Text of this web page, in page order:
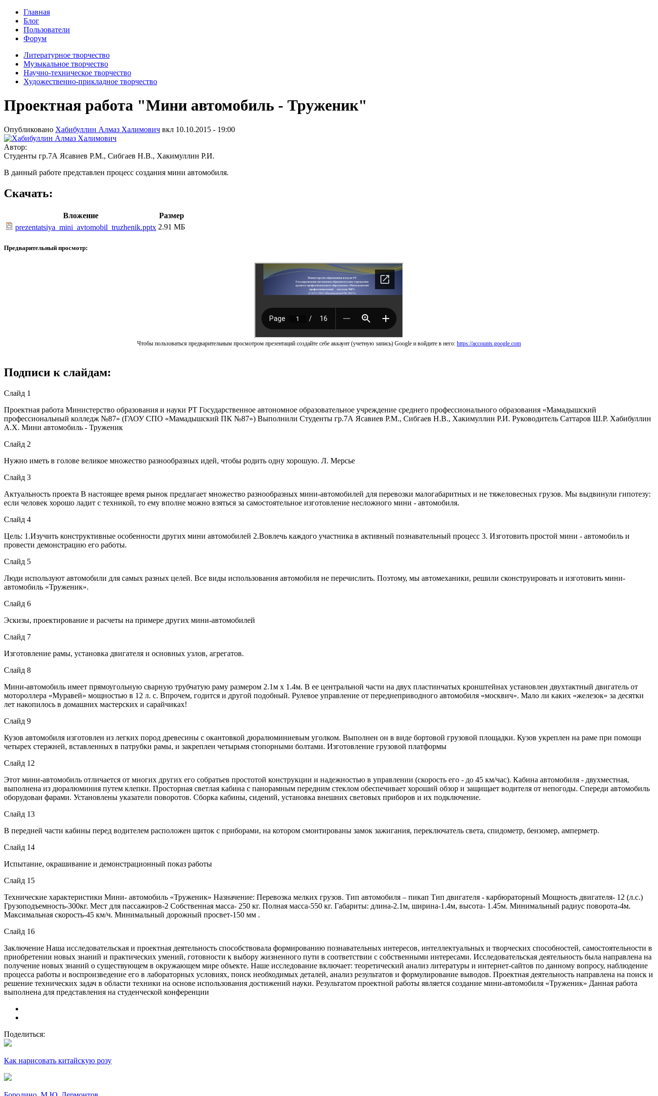
Главная
Блог
Пользователи
Форум
Литературное творчество
Музыкальное творчество
Научно-техническое творчество
Художественно-прикладное творчество
Проектная работа "Мини автомобиль - Труженик"
Опубликовано Хабибуллин Алмаз Халимович вкл 10.10.2015 - 19:00
Автор:
Студенты гр.7А Ясавиев Р.М., Сибгаев Н.В., Хакимуллин Р.И.
В данный работе представлен процесс создания мини автомобиля.
Скачать:
Вложение
Размер
prezentatsiya_mini_avtomobil_truzhenik.pptx 2.91 МБ
Предварительный просмотр:
Чтобы пользоваться предварительным просмотром презентаций создайте себе аккаунт (учетную запись) Google и войдите в него: https://accounts.google.com
Подписи к слайдам:
Слайд 1
Проектная работа Министерство образования и науки РТ Государственное автономное образовательное учреждение среднего профессионального образования «Мамадышский
профессиональный колледж №87» (ГАОУ СПО «Мамадышский ПК №87») Выполнили Студенты гр.7А Ясавиев Р.М., Сибгаев Н.В., Хакимуллин Р.И. Руководитель Саттаров Ш.Р. Хабибуллин
А.Х. Мини автомобиль - Труженик
Слайд 2
Нужно иметь в голове великое множество разнообразных идей, чтобы родить одну хорошую. Л. Мерсье
Слайд 3
Актуальность проекта В настоящее время рынок предлагает множество разнообразных мини-автомобилей для перевозки малогабаритных и не тяжеловесных грузов. Мы выдвинули гипотезу:
если человек хорошо ладит с техникой, то ему вполне можно взяться за самостоятельное изготовление несложного мини - автомобиля.
Слайд 4
Цель: 1.Изучить конструктивные особенности других мини автомобилей 2.Вовлечь каждого участника в активный познавательный процесс 3. Изготовить простой мини - автомобиль и
провести демонстрацию его работы.
Слайд 5
Люди используют автомобили для самых разных целей. Все виды использования автомобиля не перечислить. Поэтому, мы автомеханики, решили сконструировать и изготовить мини-
автомобиль «Труженик».
Слайд 6
Эскизы, проектирование и расчеты на примере других мини-автомобилей
Слайд 7
Изготовление рамы, установка двигателя и основных узлов, агрегатов.
Слайд 8
Мини-автомобиль имеет прямоугольную сварную трубчатую раму размером 2.1м х 1.4м. В ее центральной части на двух пластинчатых кронштейнах установлен двухтактный двигатель от
мотороллера «Муравей» мощностью в 12 л. с. Впрочем, годится и другой подобный. Рулевое управление от переднеприводного автомобиля «москвич». Мало ли каких «железок» за десятки
лет накопилось в домашних мастерских и сарайчиках!
Слайд 9
Кузов автомобиля изготовлен из легких пород древесины с окантовкой дюралюминиевым уголком. Выполнен он в виде бортовой грузовой площадки. Кузов укреплен на раме при помощи
четырех стержней, вставленных в патрубки рамы, и закреплен четырьмя стопорными болтами. Изготовление грузовой платформы
Слайд 12
Этот мини-автомобиль отличается от многих других его собратьев простотой конструкции и надежностью в управлении (скорость его - до 45 км/час). Кабина автомобиля - двухместная,
выполнена из дюралюминия путем клепки. Просторная светлая кабина с панорамным передним стеклом обеспечивает хороший обзор и защищает водителя от непогоды. Спереди автомобиль
оборудован фарами. Установлены указатели поворотов. Сборка кабины, сидений, установка внешних световых приборов и их подключение.
Слайд 13
В передней части кабины перед водителем расположен щиток с приборами, на котором смонтированы замок зажигания, переключатель света, спидометр, бензомер, амперметр.
Слайд 14
Испытание, окрашивание и демонстрационный показ работы
Слайд 15
Технические характеристики Мини- автомобиль «Труженик» Назначение: Перевозка мелких грузов. Тип автомобиля – пикап Тип двигателя - карбюраторный Мощность двигателя- 12 (л.с.)
Грузоподъемность-300кг. Мест для пассажиров-2 Собственная масса- 250 кг. Полная масса-550 кг. Габариты: длина-2.1м, ширина-1.4м, высота- 1.45м. Минимальный радиус поворота-4м.
Максимальная скорость-45 км/ч. Минимальный дорожный просвет-150 мм .
Слайд 16
Заключение Наша исследовательская и проектная деятельность способствовала формированию познавательных интересов, интеллектуальных и творческих способностей, самостоятельности в
приобретении новых знаний и практических умений, готовности к выбору жизненного пути в соответствии с собственными интересами. Исследовательская деятельность была направлена на
получение новых знаний о существующем в окружающем мире объекте. Наше исследование включает: теоретический анализ литературы и интернет-сайтов по данному вопросу, наблюдение
процесса работы и воспроизведение его в лабораторных условиях, поиск необходимых деталей, анализ результатов и формулирование выводов. Проектная деятельность направлена на поиск и
решение технических задач в области техники на основе использования достижений науки. Результатом проектной работы является создание мини-автомобиля «Труженик» Данная работа
выполнена для представления на студенческой конференции
Поделиться:
Как нарисовать китайскую розу